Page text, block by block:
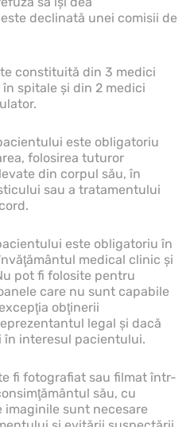
declinată unei comisii de
constituită din 3 medici
spitale şi din 2 medici
este obligatoriu
folosirea tuturor
din corpul său, în
sau a tratamentului
este obligatoriu în
medical clinic şi
pot fi folosite pentru
care nu sunt capabile
obţinerii
legal şi dacă
în interesul pacientului.
fi fotografiat sau filmat într-
său, cu
imaginile sunt necesare